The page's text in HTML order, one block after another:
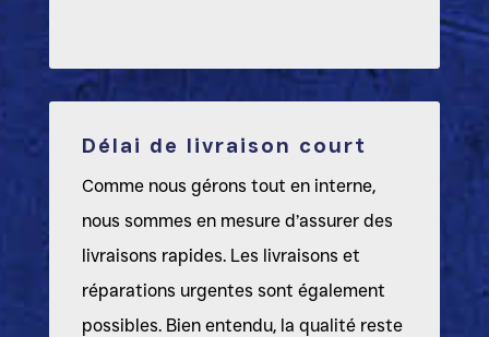
Délai de livraison court
Comme nous gérons tout en interne,
nous sommes en mesure d’assurer des
livraisons rapides. Les livraisons et
réparations urgentes sont également
possibles. Bien entendu, la qualité reste